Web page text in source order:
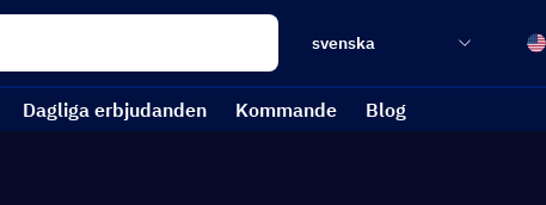
svenska
Dagliga erbjudanden Kommande Blog